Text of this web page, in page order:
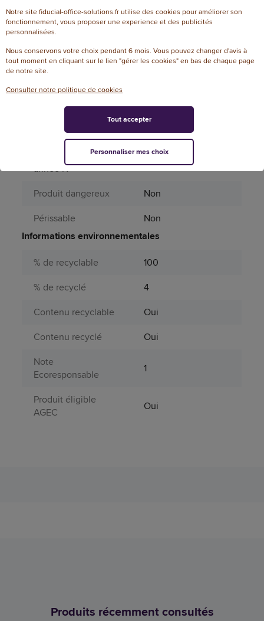
Dimensions
32 cm (L) x 25 cm (l)
Aérosol
Liste des couleurs
assorties
Matière principale
Bois, Papier, Carton
Page catalogue
année N
671
Produit dangereux
Non
Périssable
Non
Informations environnementales
% de recyclable
100
% de recyclé
4
Contenu recyclable
Oui
Contenu recyclé
Oui
Note
Ecoresponsable
1
Produit éligible
AGEC
Oui
Produits récemment consultés
Notre site fiducial-office-solutions.fr utilise des cookies pour améliorer son
fonctionnement, vous proposer une experience et des publicités
personnalisées.
Nous conservons votre choix pendant 6 mois. Vous pouvez changer d'avis à
tout moment en cliquant sur le lien "gérer les cookies" en bas de chaque page
de notre site.
Consulter notre politique de cookies
Personnaliser mes choix
Tout accepter